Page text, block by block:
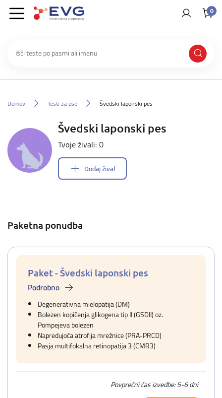
0
Domov Testi za pse Švedski laponski pes
Švedski laponski pes
Tvoje živali: 0
Dodaj žival
Paketna ponudba
Paket - Švedski laponski pes
Podrobno
Degenerativna mielopatija (DM)
Bolezen kopičenja glikogena tip II (GSDII) oz.
Pompejeva bolezen
Napredujoča atrofija mrežnice (PRA-PRCD)
Pasja multifokalna retinopatija 3 (CMR3)
Povprečni čas izvedbe: 5-6 dni